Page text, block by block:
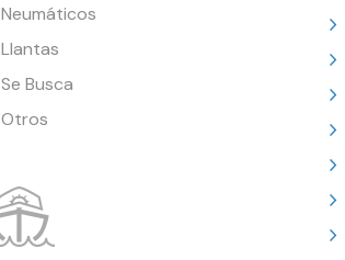
Neumáticos
Llantas
Se Busca
Otros